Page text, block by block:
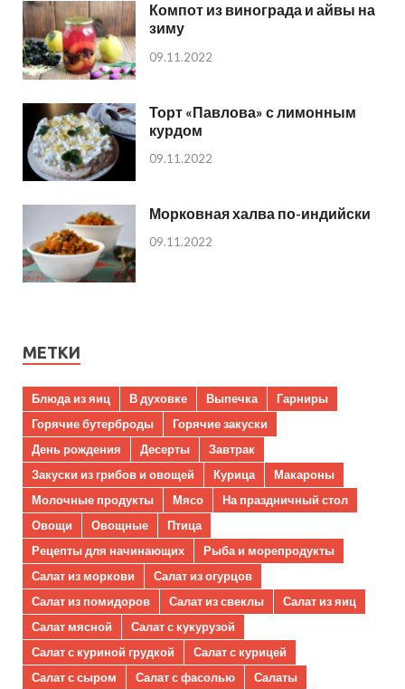
Компот из винограда и айвы на
зиму
09.11.2022
Торт «Павлова» с лимонным
курдом
09.11.2022
Морковная халва по-индийски
09.11.2022
МЕТКИ
Блюда из яиц В духовке Выпечка
Гарниры
Горячие бутерброды
Горячие закуски
День рождения
Десерты
Завтрак
Закуски из грибов и овощей
Курица
Макароны
Молочные продукты
Мясо
На праздничный стол
Овощи
Овощные
Птица
Рецепты для начинающих
Рыба и морепродукты
Салат из моркови
Салат из огурцов
Салат из помидоров
Салат из свеклы
Салат из яиц
Салат мясной
Салат с кукурузой
Салат с куриной грудкой
Салат с курицей
Салат с сыром
Салат с фасолью
Салаты